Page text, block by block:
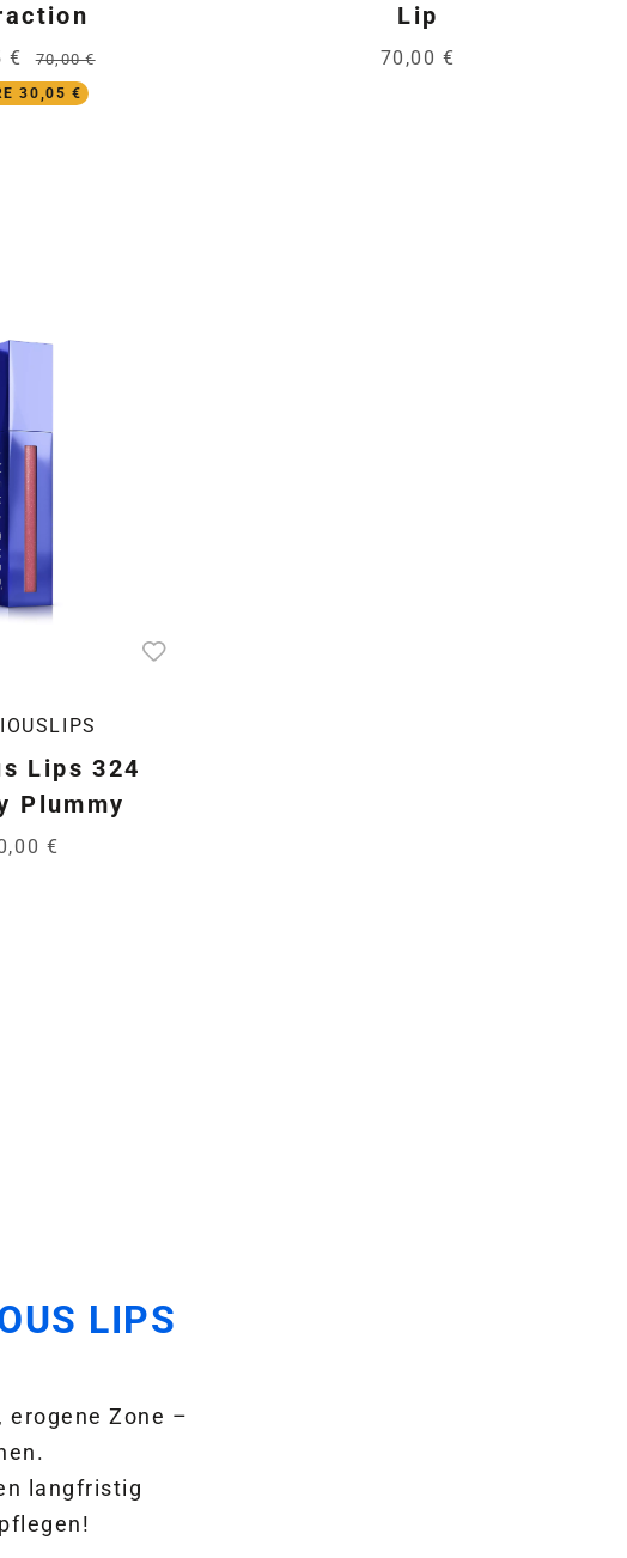
€ 70,00 €
30,05 €
Lip
70,00 €
Lips 324
Plummy
€
LIPS
erogene Zone –
langfristig